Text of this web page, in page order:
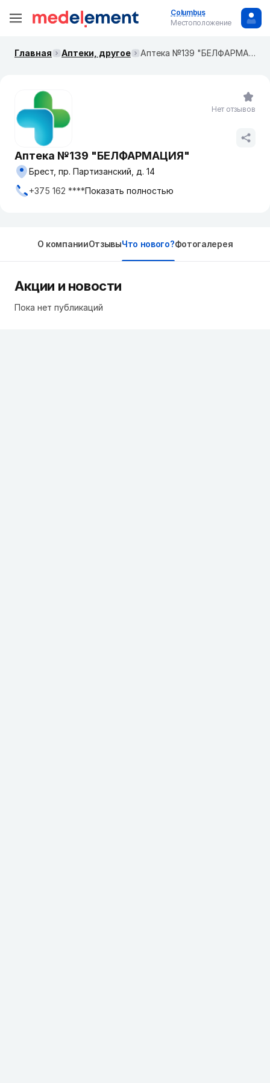
Columbus
Местоположение
Главная Аптеки, другое Аптека №139 "БЕЛФАРМАЦИЯ"
Аптека №139 "БЕЛФАРМАЦИЯ"
Брест, пр. Партизанский, д. 14
+375 162 ****Показать полностью
Нет отзывов
О компанииОтзывыЧто нового?Фотогалерея
Акции и новости
Пока нет публикаций